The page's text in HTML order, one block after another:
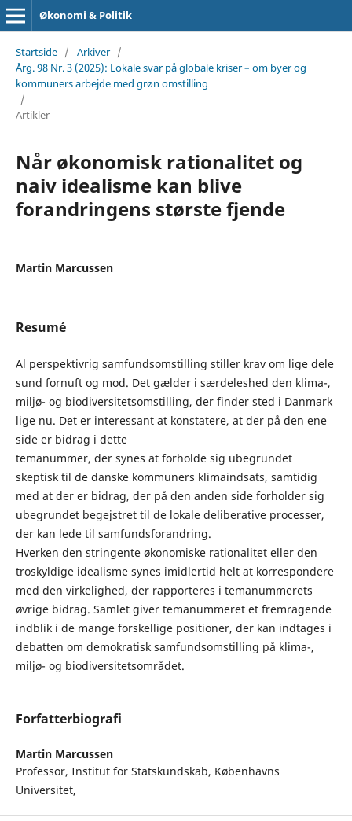
Økonomi & Politik
Startside / Arkiver /
Årg. 98 Nr. 3 (2025): Lokale svar på globale kriser – om byer og
kommuners arbejde med grøn omstilling
/
Artikler
Når økonomisk rationalitet og
naiv idealisme kan blive
forandringens største fjende
Martin Marcussen
Resumé
Al perspektivrig samfundsomstilling stiller krav om lige dele
sund fornuft og mod. Det gælder i særdeleshed den klima-,
miljø- og biodiversitetsomstilling, der finder sted i Danmark
lige nu. Det er interessant at konstatere, at der på den ene
side er bidrag i dette
temanummer, der synes at forholde sig ubegrundet
skeptisk til de danske kommuners klimaindsats, samtidig
med at der er bidrag, der på den anden side forholder sig
ubegrundet begejstret til de lokale deliberative processer,
der kan lede til samfundsforandring.
Hverken den stringente økonomiske rationalitet eller den
troskyldige idealisme synes imidlertid helt at korrespondere
med den virkelighed, der rapporteres i temanummerets
øvrige bidrag. Samlet giver temanummeret et fremragende
indblik i de mange forskellige positioner, der kan indtages i
debatten om demokratisk samfundsomstilling på klima-,
miljø- og biodiversitetsområdet.
Forfatterbiografi
Martin Marcussen
Professor, Institut for Statskundskab, Københavns
Universitet,